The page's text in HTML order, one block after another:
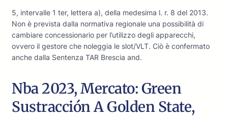
5, intervalle 1 ter, lettera a), della medesima l. r. 8 del 2013.
Non è prevista dalla normativa regionale una possibilità di
cambiare concessionario per l’utilizzo degli apparecchi,
ovvero il gestore che noleggia le slot/VLT. Ciò è confermato
anche dalla Sentenza TAR Brescia and.
Nba 2023, Mercato: Green
Sustracción A Golden State,